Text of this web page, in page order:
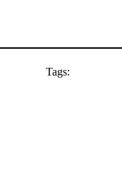
Tags: